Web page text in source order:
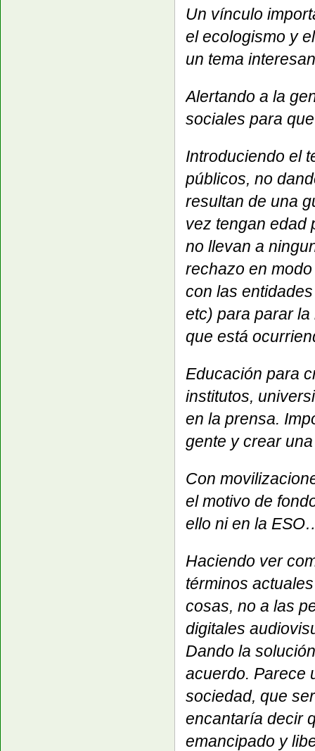
Un vínculo
el ecologismo y
un tema
Alertando a la
sociales para
Introduciendo el
públicos, no
resultan de una
vez tengan edad
no llevan a
rechazo en
con las
etc) para parar
que está
Educación para
institutos,
en la prensa.
gente y crear
Con
el motivo de
ello ni en la
Haciendo ver
términos
cosas, no a las
digitales
Dando la
acuerdo. Parece
sociedad, que
encantaría decir
emancipado y